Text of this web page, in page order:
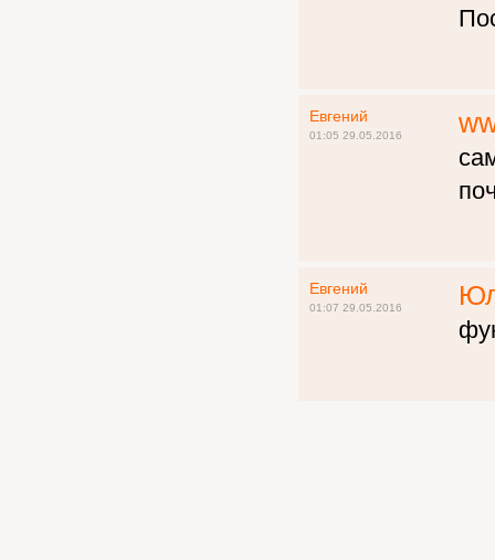
Евгений
01:05 29.05.2016
Евгений
01:07 29.05.2016